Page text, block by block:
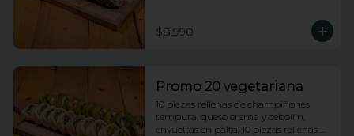
$8.990
Promo 20 vegetariana
10 piezas rellenas de champiñones
tempura, queso crema y cebollin,
envueltas en palta. 10 piezas rellenas de